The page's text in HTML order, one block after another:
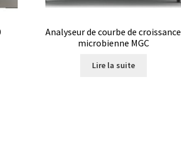
Analyseur de courbe de croissance
microbienne MGC
Lire la suite